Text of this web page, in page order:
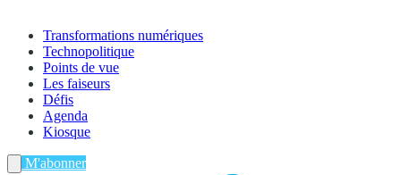
Transformations numériques
Technopolitique
Points de vue
Les faiseurs
Défis
Agenda
Kiosque
M'abonner